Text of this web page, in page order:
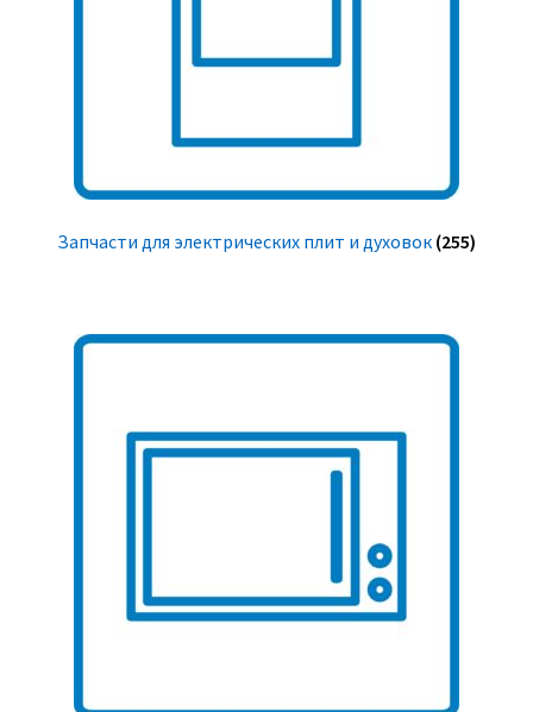
Запчасти для электрических плит и духовок (255)